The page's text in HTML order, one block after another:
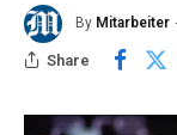
By Mitarbeiter
Share